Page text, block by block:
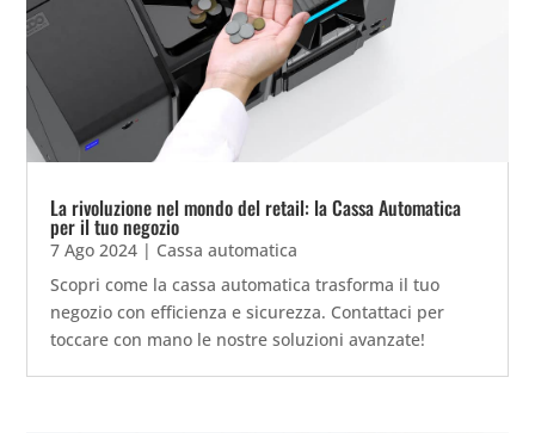
La rivoluzione nel mondo del retail: la Cassa Automatica
per il tuo negozio
7 Ago 2024 | Cassa automatica
Scopri come la cassa automatica trasforma il tuo
negozio con efficienza e sicurezza. Contattaci per
toccare con mano le nostre soluzioni avanzate!